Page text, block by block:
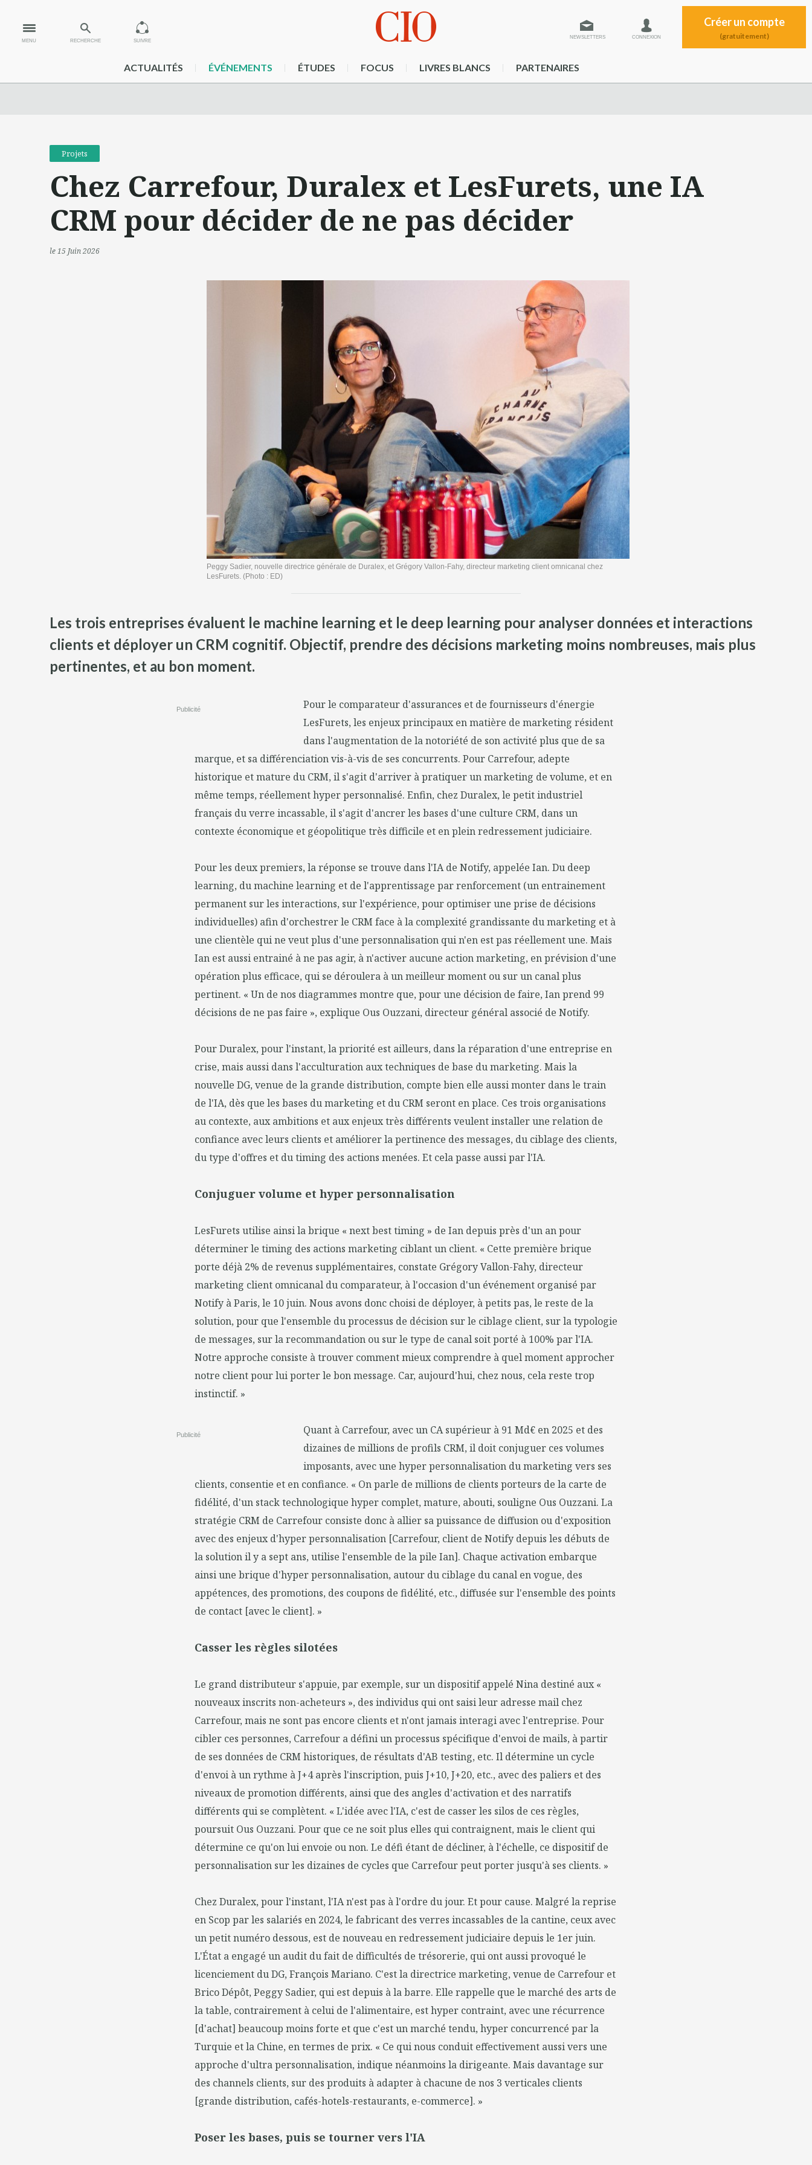
MENU RECHERCHE SUIVRE
NEWSLETTERS CONNEXION
Créer un compte
(gratuitement)
ACTUALITÉS ÉVÉNEMENTS ÉTUDES FOCUS LIVRES BLANCS PARTENAIRES
Projets
Chez Carrefour, Duralex et LesFurets, une IA
CRM pour décider de ne pas décider
le 15 Juin 2026
Peggy Sadier, nouvelle directrice générale de Duralex, et Grégory Vallon-Fahy, directeur marketing client omnicanal chez
LesFurets. (Photo : ED)
Les trois entreprises évaluent le machine learning et le deep learning pour analyser données et interactions
clients et déployer un CRM cognitif. Objectif, prendre des décisions marketing moins nombreuses, mais plus
pertinentes, et au bon moment.
Publicité
Pour le comparateur d'assurances et de fournisseurs d'énergie
LesFurets, les enjeux principaux en matière de marketing résident
dans l'augmentation de la notoriété de son activité plus que de sa
marque, et sa différenciation vis-à-vis de ses concurrents. Pour Carrefour, adepte
historique et mature du CRM, il s'agit d'arriver à pratiquer un marketing de volume, et en
même temps, réellement hyper personnalisé. Enfin, chez Duralex, le petit industriel
français du verre incassable, il s'agit d'ancrer les bases d'une culture CRM, dans un
contexte économique et géopolitique très difficile et en plein redressement judiciaire.
Pour les deux premiers, la réponse se trouve dans l'IA de Notify, appelée Ian. Du deep
learning, du machine learning et de l'apprentissage par renforcement (un entrainement
permanent sur les interactions, sur l'expérience, pour optimiser une prise de décisions
individuelles) afin d'orchestrer le CRM face à la complexité grandissante du marketing et à
une clientèle qui ne veut plus d'une personnalisation qui n'en est pas réellement une. Mais
Ian est aussi entrainé à ne pas agir, à n'activer aucune action marketing, en prévision d'une
opération plus efficace, qui se déroulera à un meilleur moment ou sur un canal plus
pertinent. « Un de nos diagrammes montre que, pour une décision de faire, Ian prend 99
décisions de ne pas faire », explique Ous Ouzzani, directeur général associé de Notify.
Pour Duralex, pour l'instant, la priorité est ailleurs, dans la réparation d'une entreprise en
crise, mais aussi dans l'acculturation aux techniques de base du marketing. Mais la
nouvelle DG, venue de la grande distribution, compte bien elle aussi monter dans le train
de l'IA, dès que les bases du marketing et du CRM seront en place. Ces trois organisations
au contexte, aux ambitions et aux enjeux très différents veulent installer une relation de
confiance avec leurs clients et améliorer la pertinence des messages, du ciblage des clients,
du type d'offres et du timing des actions menées. Et cela passe aussi par l'IA.
Conjuguer volume et hyper personnalisation
LesFurets utilise ainsi la brique « next best timing » de Ian depuis près d'un an pour
déterminer le timing des actions marketing ciblant un client. « Cette première brique
porte déjà 2% de revenus supplémentaires, constate Grégory Vallon-Fahy, directeur
marketing client omnicanal du comparateur, à l'occasion d'un événement organisé par
Notify à Paris, le 10 juin. Nous avons donc choisi de déployer, à petits pas, le reste de la
solution, pour que l'ensemble du processus de décision sur le ciblage client, sur la typologie
de messages, sur la recommandation ou sur le type de canal soit porté à 100% par l'IA.
Notre approche consiste à trouver comment mieux comprendre à quel moment approcher
notre client pour lui porter le bon message. Car, aujourd'hui, chez nous, cela reste trop
instinctif. »
Publicité
Quant à Carrefour, avec un CA supérieur à 91 Md€ en 2025 et des
dizaines de millions de profils CRM, il doit conjuguer ces volumes
imposants, avec une hyper personnalisation du marketing vers ses
clients, consentie et en confiance. « On parle de millions de clients porteurs de la carte de
fidélité, d'un stack technologique hyper complet, mature, abouti, souligne Ous Ouzzani. La
stratégie CRM de Carrefour consiste donc à allier sa puissance de diffusion ou d'exposition
avec des enjeux d'hyper personnalisation [Carrefour, client de Notify depuis les débuts de
la solution il y a sept ans, utilise l'ensemble de la pile Ian]. Chaque activation embarque
ainsi une brique d'hyper personnalisation, autour du ciblage du canal en vogue, des
appétences, des promotions, des coupons de fidélité, etc., diffusée sur l'ensemble des points
de contact [avec le client]. »
Casser les règles silotées
Le grand distributeur s'appuie, par exemple, sur un dispositif appelé Nina destiné aux «
nouveaux inscrits non-acheteurs », des individus qui ont saisi leur adresse mail chez
Carrefour, mais ne sont pas encore clients et n'ont jamais interagi avec l'entreprise. Pour
cibler ces personnes, Carrefour a défini un processus spécifique d'envoi de mails, à partir
de ses données de CRM historiques, de résultats d'AB testing, etc. Il détermine un cycle
d'envoi à un rythme à J+4 après l'inscription, puis J+10, J+20, etc., avec des paliers et des
niveaux de promotion différents, ainsi que des angles d'activation et des narratifs
différents qui se complètent. « L'idée avec l'IA, c'est de casser les silos de ces règles,
poursuit Ous Ouzzani. Pour que ce ne soit plus elles qui contraignent, mais le client qui
détermine ce qu'on lui envoie ou non. Le défi étant de décliner, à l'échelle, ce dispositif de
personnalisation sur les dizaines de cycles que Carrefour peut porter jusqu'à ses clients. »
Chez Duralex, pour l'instant, l'IA n'est pas à l'ordre du jour. Et pour cause. Malgré la reprise
en Scop par les salariés en 2024, le fabricant des verres incassables de la cantine, ceux avec
un petit numéro dessous, est de nouveau en redressement judiciaire depuis le 1er juin.
L'État a engagé un audit du fait de difficultés de trésorerie, qui ont aussi provoqué le
licenciement du DG, François Mariano. C'est la directrice marketing, venue de Carrefour et
Brico Dépôt, Peggy Sadier, qui est depuis à la barre. Elle rappelle que le marché des arts de
la table, contrairement à celui de l'alimentaire, est hyper contraint, avec une récurrence
[d'achat] beaucoup moins forte et que c'est un marché tendu, hyper concurrencé par la
Turquie et la Chine, en termes de prix. « Ce qui nous conduit effectivement aussi vers une
approche d'ultra personnalisation, indique néanmoins la dirigeante. Mais davantage sur
des channels clients, sur des produits à adapter à chacune de nos 3 verticales clients
[grande distribution, cafés-hotels-restaurants, e-commerce]. »
Poser les bases, puis se tourner vers l'IA